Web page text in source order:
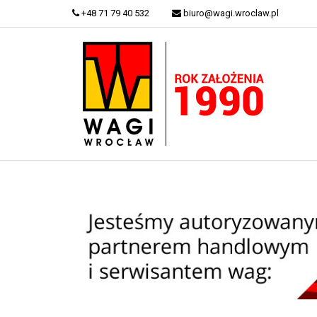
+48 71 79 40 532 biuro@wagi.wroclaw.pl